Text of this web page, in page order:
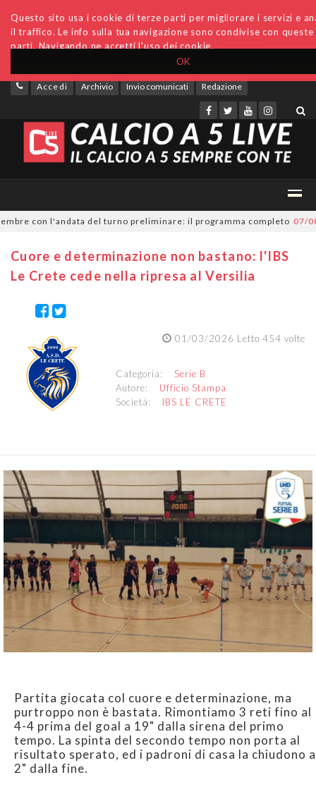
OK
Questo sito usa i cookie di terze parti per migliorare i servizi e
il traffico. Le info sulla tua navigazione sono condivise con
parti. Navigando ne accetti l'uso dei cookie.
Accedi Archivio Invio comunicati Redazione
con l'andata del turno preliminare: il programma completo 07/08/
Cuore e determinazione non bastano: l'IBS
Le Crete cede nella ripresa al Versilia
01/03/2026 Letto 454 volte
Categoria: Serie B
Autore: Ufficio Stampa
Società: IBS LE CRETE
Partita giocata col cuore e determinazione, ma
purtroppo non è bastata. Rimontiamo 3 reti fino al
4-4 prima del goal a 19" dalla sirena del primo
tempo. La spinta del secondo tempo non porta al
risultato sperato, ed i padroni di casa la chiudono a
2" dalla fine.